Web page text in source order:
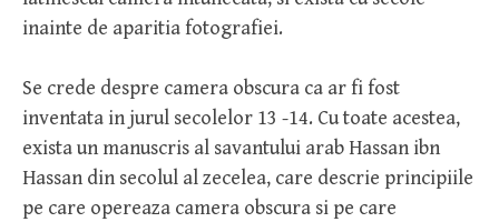
inainte de aparitia fotografiei.
Se crede despre camera obscura ca ar fi fost
inventata in jurul secolelor 13 -14. Cu toate acestea,
exista un manuscris al savantului arab Hassan ibn
Hassan din secolul al zecelea, care descrie principiile
pe care opereaza camera obscura si pe care